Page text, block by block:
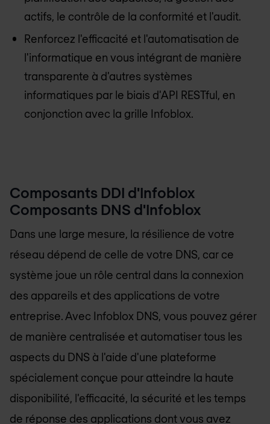
actifs, le contrôle de la conformité et l'audit.
Renforcez l'efficacité et l'automatisation de
l'informatique en vous intégrant de manière
transparente à d'autres systèmes
informatiques par le biais d'API RESTful, en
conjonction avec la grille Infoblox.
Composants DDI d'Infoblox
Composants DNS d'Infoblox
Dans une large mesure, la résilience de votre
réseau dépend de celle de votre DNS, car ce
système joue un rôle central dans la connexion
des appareils et des applications de votre
entreprise. Avec Infoblox DNS, vous pouvez gérer
de manière centralisée et automatiser tous les
aspects du DNS à l'aide d'une plateforme
spécialement conçue pour atteindre la haute
disponibilité, l'efficacité, la sécurité et les temps
de réponse des applications dont vous avez